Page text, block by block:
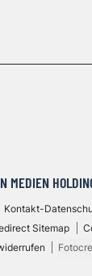
MEDIEN
Kontakt-
Sitemap